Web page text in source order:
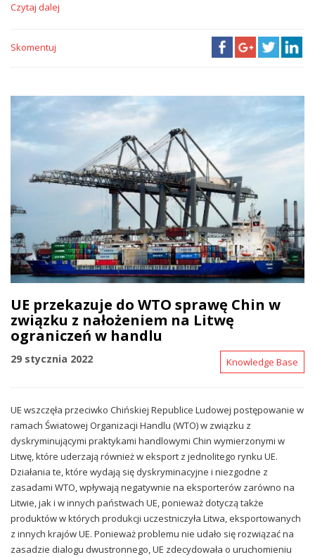
Czytaj dalej
Skomentuj
UE przekazuje do WTO sprawę Chin w
związku z nałożeniem na Litwę
ograniczeń w handlu
29 stycznia 2022 Knowledge Base
UE wszczęła przeciwko Chińskiej Republice Ludowej postępowanie w
ramach Światowej Organizacji Handlu (WTO) w związku z
dyskryminującymi praktykami handlowymi Chin wymierzonymi w
Litwę, które uderzają również w eksport z jednolitego rynku UE.
Działania te, które wydają się dyskryminacyjne i niezgodne z
zasadami WTO, wpływają negatywnie na eksporterów zarówno na
Litwie, jak i w innych państwach UE, ponieważ dotyczą także
produktów w których produkcji uczestniczyła Litwa, eksportowanych
z innych krajów UE. Ponieważ problemu nie udało się rozwiązać na
zasadzie dialogu dwustronnego, UE zdecydowała o uruchomieniu